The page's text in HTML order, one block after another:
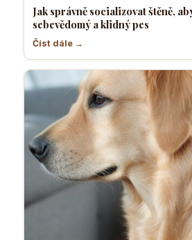
Jak správně socializovat štěně,
sebevědomý a klidný pes
Číst dále →